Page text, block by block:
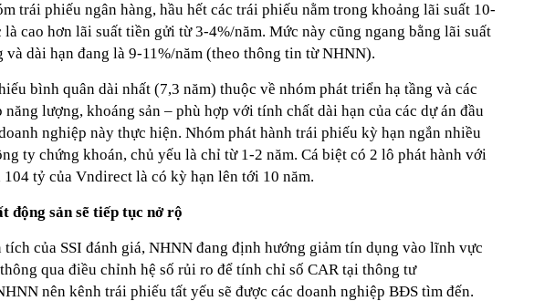
trái phiếu ngân hàng, hầu hết các trái phiếu nằm trong khoảng lãi suất 10-
là cao hơn lãi suất tiền gửi từ 3-4%/năm. Mức này cũng ngang bằng lãi suất
và dài hạn đang là 9-11%/năm (theo thông tin từ NHNN).
bình quân dài nhất (7,3 năm) thuộc về nhóm phát triển hạ tầng và các
năng lượng, khoáng sản – phù hợp với tính chất dài hạn của các dự án đầu
nghiệp này thực hiện. Nhóm phát hành trái phiếu kỳ hạn ngắn nhiều
ty chứng khoán, chủ yếu là chỉ từ 1-2 năm. Cá biệt có 2 lô phát hành với
tỷ của Vndirect là có kỳ hạn lên tới 10 năm.
động sản sẽ tiếp tục nở rộ
tích của SSI đánh giá, NHNN đang định hướng giảm tín dụng vào lĩnh vực
qua điều chỉnh hệ số rủi ro để tính chỉ số CAR tại thông tư
nên kênh trái phiếu tất yếu sẽ được các doanh nghiệp BĐS tìm đến.